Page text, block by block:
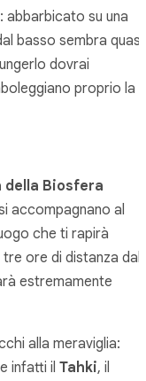
: abbarbicato su una
basso sembra quasi
dovrai
proprio la
della Biosfera
accompagnano al
che ti rapirà
ore di distanza
estremamente
alla meraviglia:
infatti il Tahki, il